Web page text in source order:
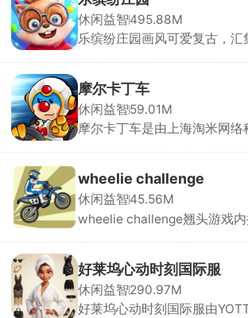
角色自动前进，玩家只需通过
制跳跃、双连跳与颜色切换，
下平台颜色一致才能安全落地
休闲益智495.88M
乐缤纷庄园画风可爱复古，汇
欢，在永森镇村长的劝说下重
忆，决心重建记忆中的大树庄
开始收集资源、设计建筑、布
让这片土地重焕生机。
摩尔卡丁车
休闲益智59.01M
摩尔卡丁车是由上海淘米网络
良，整体充满治愈卡通风格。
可爱的小摩尔角色，驾驶赛车
开激烈角逐，通过加速超越、
道具打击敌人，目标只有一个
wheelie challenge
休闲益智45.56M
wheelie challenge翘头游戏内
入不同的地图场景，驾驶车辆
成一系列高难度动作，保持平
高分。游戏还支持自定义改装
够打造极具特色的车辆，完成
好莱坞心动时刻国际服
休闲益智290.97M
好莱坞心动时刻国际服由